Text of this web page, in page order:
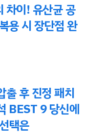
차이! 유산균 공
용 시 장단점 완
출 후 진정 패치
BEST 9 당신에
택은